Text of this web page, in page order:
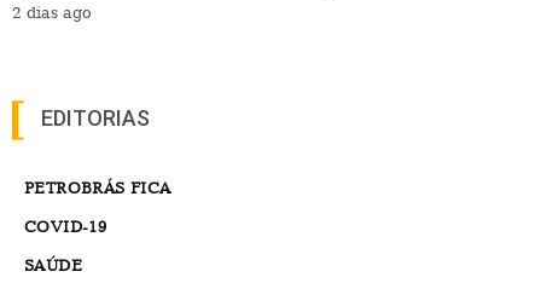
2 dias ago
EDITORIAS
PETROBRÁS FICA
COVID-19
SAÚDE